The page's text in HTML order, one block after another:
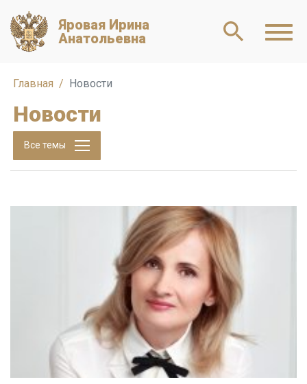
Яровая Ирина
Анатольевна
Главная Новости
Новости
Все темы